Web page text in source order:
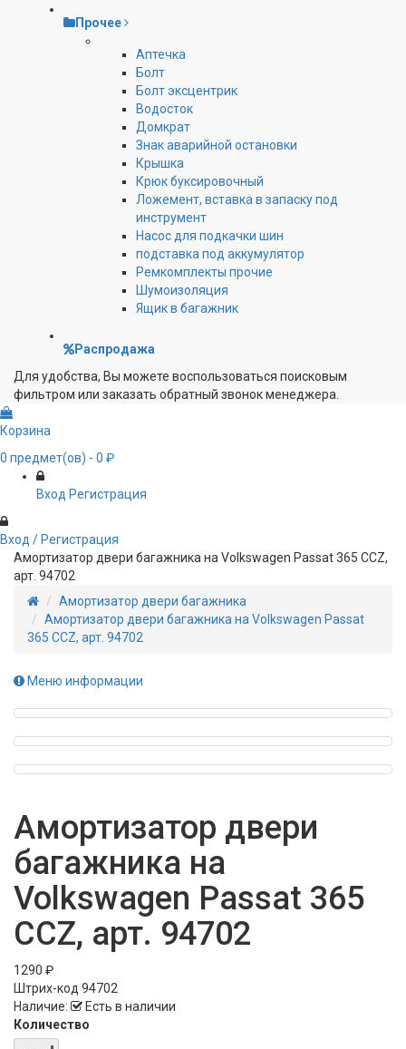
Прочее
Аптечка
Болт
Болт эксцентрик
Водосток
Домкрат
Знак аварийной остановки
Крышка
Крюк буксировочный
Ложемент, вставка в запаску под
инструмент
Насос для подкачки шин
подставка под аккумулятор
Ремкомплекты прочие
Шумоизоляция
Ящик в багажник
Распродажа
Для удобства, Вы можете воспользоваться поисковым
фильтром или заказать обратный звонок менеджера.
Корзина
0 предмет(ов) - 0 ₽
Вход Регистрация
Вход / Регистрация
Амортизатор двери багажника на Volkswagen Passat 365 CCZ,
арт. 94702
Амортизатор двери багажника
Амортизатор двери багажника на Volkswagen Passat
365 CCZ, арт. 94702
Меню информации
Амортизатор двери
багажника на
Volkswagen Passat 365
CCZ, арт. 94702
1290 ₽
Штрих-код 94702
Наличие:
Есть в наличии
Количество